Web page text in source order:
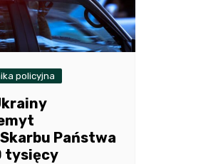
policyjna
Państwa
tysięcy